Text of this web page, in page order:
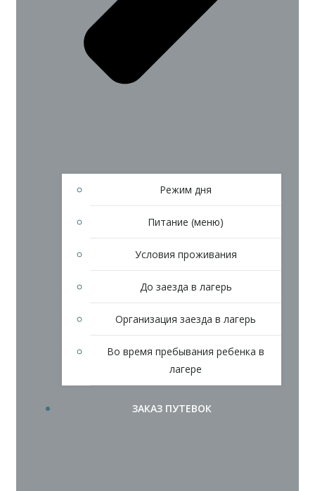
Режим дня
Питание (меню)
Условия проживания
До заезда в лагерь
Организация заезда в лагерь
Во время пребывания ребенка в
лагере
ЗАКАЗ ПУТЕВОК